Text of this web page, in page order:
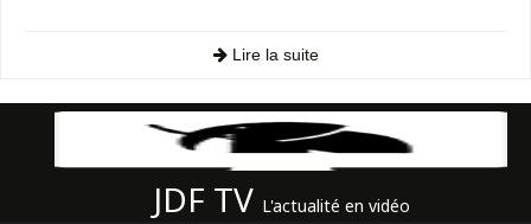
Lire la suite
JDF TV L'actualité en vidéo